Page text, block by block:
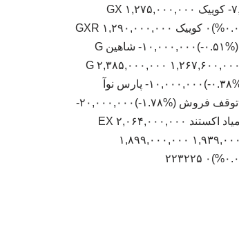
(‎۰.۳۲%‏)‎۴,۰۰۰,۰۰۰‏ کوییک S ۱,۲۵۳,۰۰۰,۰۰۰ ۷۳۲,۷۸۰,۰۰۰ (‎-۰.۵۶%‏)‎-۷,۰۰۰,۰۰۰‏ کوییک GX ۱,۲۷۵,۰۰۰,۰۰۰
۸۲۹,۴۰۰,۰۰۰ (۰.۰۰%)۰ کوییک GXR (رینگ فولادی) ۱,۲۶۸,۰۰۰,۰۰۰ ۷۹۷,۸۳۱,۰۰۰ (۰.۰۰%)۰ کوییک GXR ۱,۲۹۰,۰۰۰,۰۰۰
۸۲۵,۹۱۱,۰۰۰ (‎-۱.۹۰%‏)‎-۲۵,۰۰۰,۰۰۰‏ شاهین GL ۱,۹۶۰,۰۰۰,۰۰۰ ۱,۱۱۹,۳۰۰,۰۰۰ (‎-۰.۵۱%‏)‎-۱۰,۰۰۰,۰۰۰‏ شاهین G
(سانروف) ۲,۱۱۴,۰۰۰,۰۰۰ ۱,۱۴۴,۹۰۰,۰۰۰ (‎-۰.۷۵%‏)‎-۱۶,۰۰۰,۰۰۰‏ شاهین اتوماتیک G ۲,۳۸۵,۰۰۰,۰۰۰ ۱,۲۶۷,۶۰۰,۰۰۰
(‎-۰.۴۲%‏)‎-۱۰,۰۰۰,۰۰۰‏ شاهین اتوماتیک پلاس ۲,۶۵۰,۰۰۰,۰۰۰ ۱,۵۶۱,۱۰۰,۰۰۰ (‎-۰.۳۸%‏)‎-۱۰,۰۰۰,۰۰۰‏ پارس نوآ
سایپا 151 GX (پاششی) ۱,۱۱۷,۰۰۰,۰۰۰ ۸۶۸,۰۰۰,۰۰۰ (‎-۱.۴۱%‏)‎-۱۶,۰۰۰,۰۰۰‏ زامیاد اکستند EX ۲,۰۶۴,۰۰۰,۰۰۰
۱,۷۹۹,۰۰۰,۰۰۰ (‎-۰.۷۷%‏)‎-۱۶,۰۰۰,۰۰۰‏ زامیاد اکستند EX (دوگانه‌سوز) ۱,۹۳۹,۰۰۰,۰۰۰ ۱,۸۹۹,۰۰۰,۰۰۰